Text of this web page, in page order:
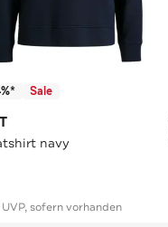
Sale
navy
sofern vorhanden